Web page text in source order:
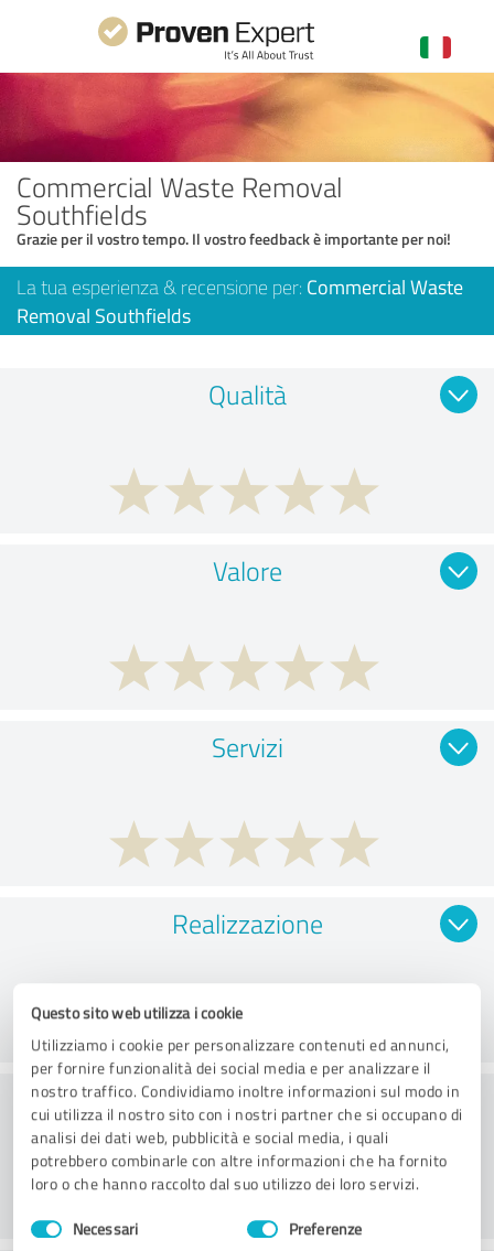
Questo sito web utilizza i cookie
Utilizziamo i cookie per personalizzare contenuti ed annunci,
per fornire funzionalità dei social media e per analizzare il
nostro traffico. Condividiamo inoltre informazioni sul modo in
cui utilizza il nostro sito con i nostri partner che si occupano di
analisi dei dati web, pubblicità e social media, i quali
potrebbero combinarle con altre informazioni che ha fornito
loro o che hanno raccolto dal suo utilizzo dei loro servizi.
Selezione
del
Necessari Preferenze
Commercial Waste Removal
Southfields
Grazie per il vostro tempo. Il vostro feedback è importante per noi!
La tua esperienza & recensione per: Commercial Waste
Removal Southfields
Qualità
Valore
Servizi
Realizzazione
Consulenza